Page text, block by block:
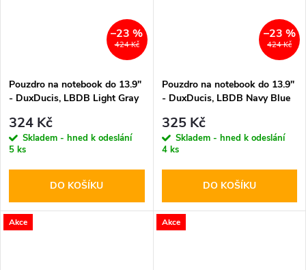
424 Kč
–23 %
Pouzdro na notebook do 13.9"
- DuxDucis, LBDB Light Gray
324 Kč
Skladem - hned k odeslání
5 ks
DO KOŠÍKU
424 Kč
–23 %
Pouzdro na notebook do 13.9"
- DuxDucis, LBDB Navy Blue
325 Kč
Skladem - hned k odeslání
4 ks
DO KOŠÍKU
Akce Akce